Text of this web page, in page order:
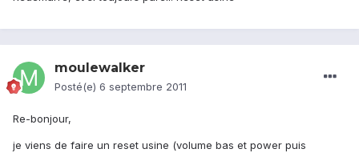
moulewalker
Posté(e) 6 septembre 2011
Re-bonjour,
je viens de faire un reset usine (volume bas et power puis